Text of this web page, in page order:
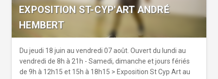
EXPOSITION ST-CYP'ART ANDRÉ
HEMBERT
Du jeudi 18 juin au vendredi 07 août. Ouvert du lundi au
vendredi de 8h à 21h - Samedi, dimanche et jours fériés
de 9h à 12h15 et 15h à 18h15 > Exposition St Cyp Art au